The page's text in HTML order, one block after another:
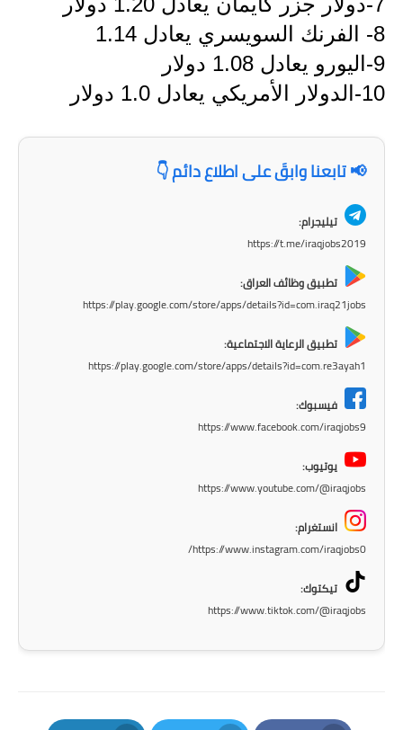
صحة وطب
فن ومشاهير
العامة
8- الفرنك السويسري يعادل 1.14
9-اليورو يعادل 1.08 دولار
10-الدولار الأمريكي يعادل 1.0 دولار
📢 تابعنا وابقَ على اطلاع دائم 👇
تيليجرام:
https://t.me/iraqjobs2019
تطبيق وظائف العراق:
https://play.google.com/store/apps/details?id=com.iraq21jobs
تطبيق الرعاية الاجتماعية:
https://play.google.com/store/apps/details?id=com.re3ayah1
فيسبوك:
https://www.facebook.com/iraqjobs9
يوتيوب:
https://www.youtube.com/@iraqjobs
انستغرام:
https://www.instagram.com/iraqjobs0/
تيكتوك:
https://www.tiktok.com/@iraqjobs